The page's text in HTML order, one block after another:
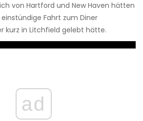
von Hartford und New Haven hätten
Fahrt zum Diner
kurz in Litchfield gelebt hätte.
ad